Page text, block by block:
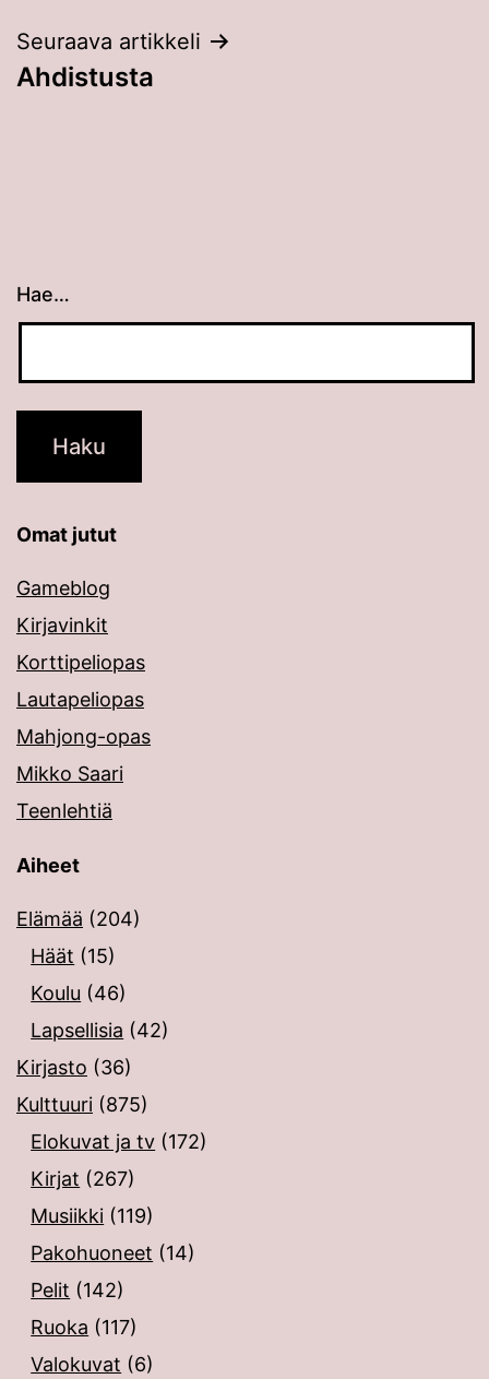
Seuraava artikkeli
Ahdistusta
Hae…
Kun tuloksia tulee, voit selata niitä
Omat jutut
Gameblog
Kirjavinkit
Korttipeliopas
Lautapeliopas
Mahjong-opas
Mikko Saari
Teenlehtiä
Aiheet
Elämää (204)
Häät (15)
Koulu (46)
Lapsellisia (42)
Kirjasto (36)
Kulttuuri (875)
Elokuvat ja tv (172)
Kirjat (267)
Musiikki (119)
Pakohuoneet (14)
Pelit (142)
Ruoka (117)
Valokuvat (6)